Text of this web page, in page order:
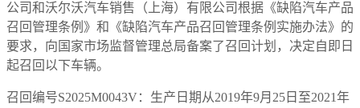
公司和沃尔沃汽车销售（上海）有限公司根据《缺陷汽车产品
召回管理条例》和《缺陷汽车产品召回管理条例实施办法》的
要求，向国家市场监督管理总局备案了召回计划，决定自即日
起召回以下车辆。
召回编号S2025M0043V：生产日期从2019年9月25日至2021年